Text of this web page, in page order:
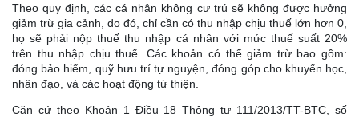
Theo quy định, các cá nhân không cư trú sẽ không được hưởng
giảm trừ gia cảnh, do đó, chỉ cần có thu nhập chịu thuế lớn hơn 0,
họ sẽ phải nộp thuế thu nhập cá nhân với mức thuế suất 20%
trên thu nhập chịu thuế. Các khoản có thể giảm trừ bao gồm:
đóng bảo hiểm, quỹ hưu trí tự nguyện, đóng góp cho khuyến học,
nhân đạo, và các hoạt động từ thiện.
Căn cứ theo Khoản 1 Điều 18 Thông tư 111/2013/TT-BTC, số